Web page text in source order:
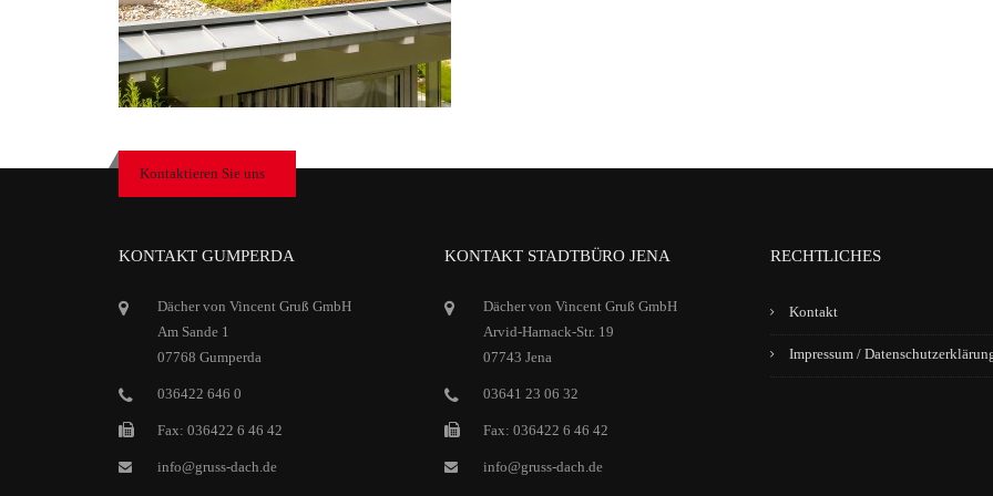
Kontaktieren Sie uns
KONTAKT GUMPERDA
Dächer von Vincent Gruß GmbH
Am Sande 1
07768 Gumperda
036422 646 0
Fax: 036422 6 46 42
info@gruss-dach.de
KONTAKT STADTBÜRO JENA
Dächer von Vincent Gruß GmbH
Arvid-Harnack-Str. 19
07743 Jena
03641 23 06 32
Fax: 036422 6 46 42
info@gruss-dach.de
RECHTLICHES
Kontakt
Impressum /